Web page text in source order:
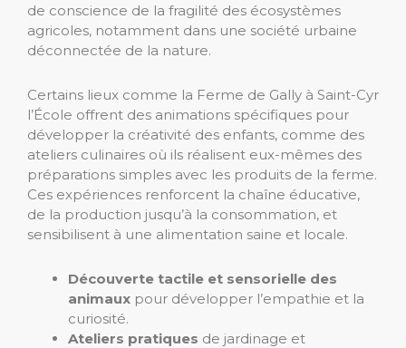
de conscience de la fragilité des écosystèmes
agricoles, notamment dans une société urbaine
déconnectée de la nature.
Certains lieux comme la Ferme de Gally à Saint-Cyr
l’École offrent des animations spécifiques pour
développer la créativité des enfants, comme des
ateliers culinaires où ils réalisent eux-mêmes des
préparations simples avec les produits de la ferme.
Ces expériences renforcent la chaîne éducative,
de la production jusqu’à la consommation, et
sensibilisent à une alimentation saine et locale.
Découverte tactile et sensorielle des
animaux pour développer l’empathie et la
curiosité.
Ateliers pratiques de jardinage et